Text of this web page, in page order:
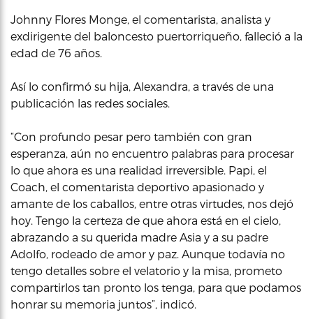
Johnny Flores Monge, el comentarista, analista y
exdirigente del baloncesto puertorriqueño, falleció a la
edad de 76 años.
Así lo confirmó su hija, Alexandra, a través de una
publicación las redes sociales.
“Con profundo pesar pero también con gran
esperanza, aún no encuentro palabras para procesar
lo que ahora es una realidad irreversible. Papi, el
Coach, el comentarista deportivo apasionado y
amante de los caballos, entre otras virtudes, nos dejó
hoy. Tengo la certeza de que ahora está en el cielo,
abrazando a su querida madre Asia y a su padre
Adolfo, rodeado de amor y paz. Aunque todavía no
tengo detalles sobre el velatorio y la misa, prometo
compartirlos tan pronto los tenga, para que podamos
honrar su memoria juntos”, indicó.